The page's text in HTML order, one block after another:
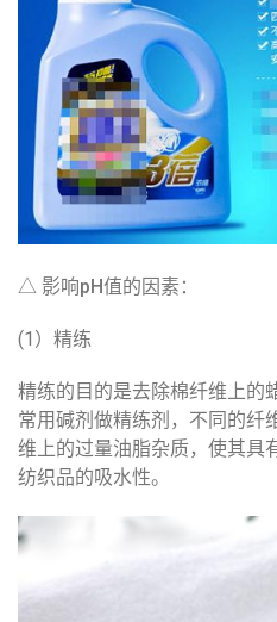
△ 影响pH值的因素：
(1）精练
精练的目的是去除棉纤维上的
常用碱剂做精练剂，不同的纤
维上的过量油脂杂质，使其具
纺织品的吸水性。